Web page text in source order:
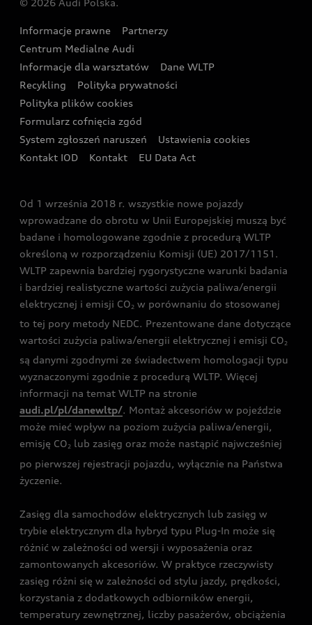
Wyszukaj najbliższego Partnera Audi
Oferta dla przedsiębiorców
Oferta dla klientów prywatnych
Kalkulator rat
Ubezpieczenie
Audi exclusive
Zasięg
Gwarancja
Akcje serwisowe Audi
Katalog online akcesoriów
Audi i Muzeum Sztuki Nowoczesnej w Warszawie
Audi driving experience
Audi quattro Cup
Audi i Puchar Świata w Skokach Narciarskich w
Zakopanem
© 2026 Audi Polska.
Informacje prawne
Partnerzy
Centrum Medialne Audi
Informacje dla warsztatów
Dane WLTP
Recykling
Polityka prywatności
Polityka plików cookies
Formularz cofnięcia zgód
System zgłoszeń naruszeń
Ustawienia cookies
Kontakt IOD
Kontakt EU Data Act
Od 1 września 2018 r. wszystkie nowe pojazdy
wprowadzane do obrotu w Unii Europejskiej muszą być
badane i homologowane zgodnie z procedurą WLTP
określoną w rozporządzeniu Komisji (UE) 2017/1151.
WLTP zapewnia bardziej rygorystyczne warunki badania
i bardziej realistyczne wartości zużycia paliwa/energii
elektrycznej i emisji CO2 w porównaniu do stosowanej
to tej pory metody NEDC. Prezentowane dane dotyczące
wartości zużycia paliwa/energii elektrycznej i emisji CO2
są danymi zgodnymi ze świadectwem homologacji typu
wyznaczonymi zgodnie z procedurą WLTP. Więcej
informacji na temat WLTP na stronie
audi.pl/pl/danewltp/. Montaż akcesoriów w pojeździe
może mieć wpływ na poziom zużycia paliwa/energii,
emisję CO2 lub zasięg oraz może nastąpić najwcześniej
po pierwszej rejestracji pojazdu, wyłącznie na Państwa
życzenie.
Zasięg dla samochodów elektrycznych lub zasięg w
trybie elektrycznym dla hybryd typu Plug-In może się
różnić w zależności od wersji i wyposażenia oraz
zamontowanych akcesoriów. W praktyce rzeczywisty
zasięg różni się w zależności od stylu jazdy, prędkości,
korzystania z dodatkowych odbiorników energii,
temperatury zewnętrznej, liczby pasażerów, obciążenia